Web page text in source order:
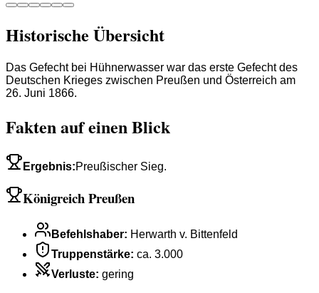
Historische Übersicht
Das Gefecht bei Hühnerwasser war das erste Gefecht des
Deutschen Krieges zwischen Preußen und Österreich am
26. Juni 1866.
Fakten auf einen Blick
Ergebnis:Preußischer Sieg.
Königreich Preußen
Befehlshaber: Herwarth v. Bittenfeld
Truppenstärke: ca. 3.000
Verluste: gering